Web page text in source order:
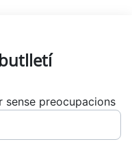
preocupacions